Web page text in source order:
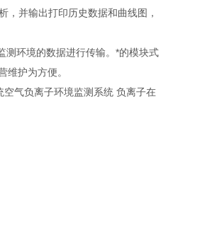
，并输出打印历史数据和曲线图，
环境的数据进行传输。*的模块式
护为方便。
气负离子环境监测系统 负离子在